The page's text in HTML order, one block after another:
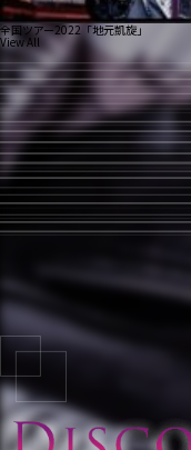
全国ツアー2022「地元凱旋」
View All